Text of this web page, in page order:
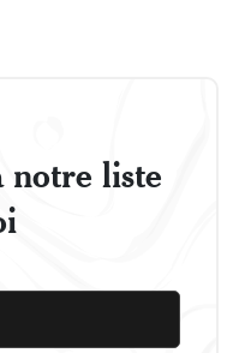
notre liste